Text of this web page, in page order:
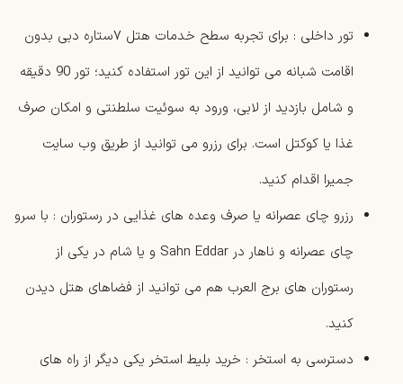
تور داخلی : برای تجربه سطح خدمات هتل ۷ستاره دبی بدون
اقامت شبانه می توانید از این تور استفاده کنید؛ تور 90 دقیقه
و شامل بازدید از لابی، ورود به سوئیت سلطنتی و امکان صرف
غذا یا کوکتل است. برای رزرو می توانید از طریق وب ‌سایت
جمیرا اقدام کنید.
رزرو چای عصرانه یا صرف وعده‌ های غذایی در رستوران : با سرو
چای عصرانه و ناهار در Sahn Eddar و یا شام در یکی از
رستوران های برج العرب هم می توانید از فضاهای هتل دیدن
کنید.
دسترسی به استخر : خرید بلیط استخر یکی دیگر از راه های